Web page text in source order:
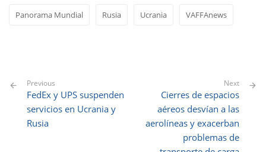
Panorama Mundial Rusia Ucrania VAFFAnews
Previous
FedEx y UPS suspenden
servicios en Ucrania y
Rusia
Next
Cierres de espacios
aéreos desvían a las
aerolíneas y exacerban
problemas de